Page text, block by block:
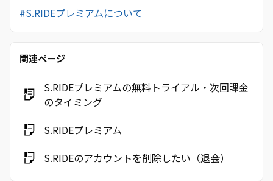
#S.RIDEプレミアムについて
関連ページ
S.RIDEプレミアムの無料トライアル・次回課金
のタイミング
S.RIDEプレミアム
S.RIDEのアカウントを削除したい（退会）